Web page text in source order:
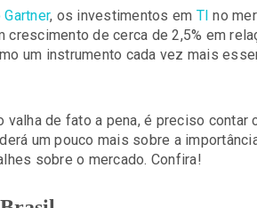
, os investimentos em TI no
crescimento de cerca de 2,5% em
um instrumento cada vez mais
valha de fato a pena, é preciso
um pouco mais sobre a
sobre o mercado. Confira!